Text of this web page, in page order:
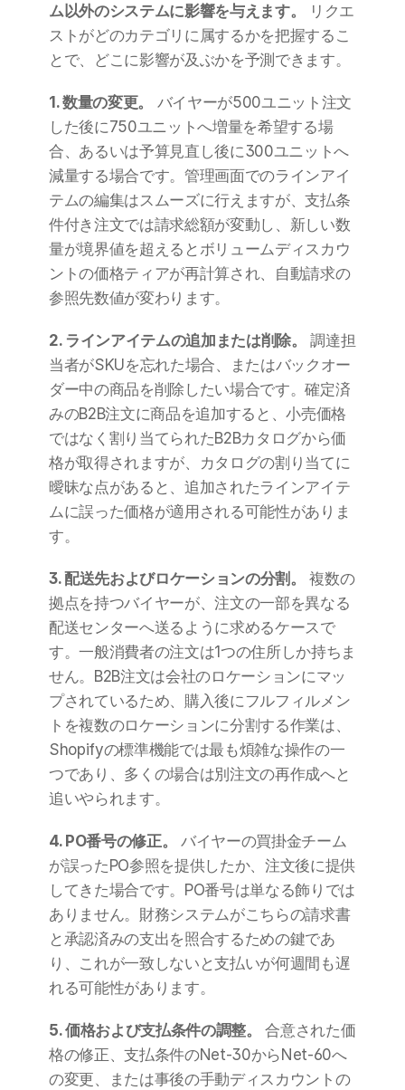
ム以外のシステムに影響を与えます。
リクエ
ストがどのカテゴリに属するかを把握するこ
とで、どこに影響が及ぶかを予測できます。
1. 数量の変更。
バイヤーが500ユニット注文
した後に750ユニットへ増量を希望する場
合、あるいは予算見直し後に300ユニットへ
減量する場合です。管理画面でのラインアイ
テムの編集はスムーズに行えますが、支払条
件付き注文では請求総額が変動し、新しい数
量が境界値を超えるとボリュームディスカウ
ントの価格ティアが再計算され、自動請求の
参照先数値が変わります。
2. ラインアイテムの追加または削除。
調達担
当者がSKUを忘れた場合、またはバックオー
ダー中の商品を削除したい場合です。確定済
みのB2B注文に商品を追加すると、小売価格
ではなく割り当てられたB2Bカタログから価
格が取得されますが、カタログの割り当てに
曖昧な点があると、追加されたラインアイテ
ムに誤った価格が適用される可能性がありま
す。
3. 配送先およびロケーションの分割。
複数の
拠点を持つバイヤーが、注文の一部を異なる
配送センターへ送るように求めるケースで
す。一般消費者の注文は1つの住所しか持ちま
せん。B2B注文は会社のロケーションにマッ
プされているため、購入後にフルフィルメン
トを複数のロケーションに分割する作業は、
Shopifyの標準機能では最も煩雑な操作の一
つであり、多くの場合は別注文の再作成へと
追いやられます。
4. PO番号の修正。
バイヤーの買掛金チーム
が誤ったPO参照を提供したか、注文後に提供
してきた場合です。PO番号は単なる飾りでは
ありません。財務システムがこちらの請求書
と承認済みの支出を照合するための鍵であ
り、これが一致しないと支払いが何週間も遅
れる可能性があります。
5. 価格および支払条件の調整。
合意された価
格の修正、支払条件のNet-30からNet-60へ
の変更、または事後の手動ディスカウントの